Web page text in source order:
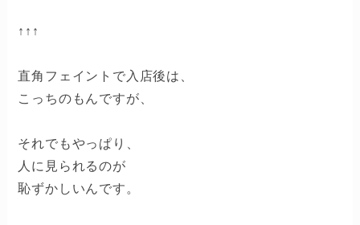
↑↑↑
直角フェイントで入店後は、
こっちのもんですが、
それでもやっぱり、
人に見られるのが
恥ずかしいんです。